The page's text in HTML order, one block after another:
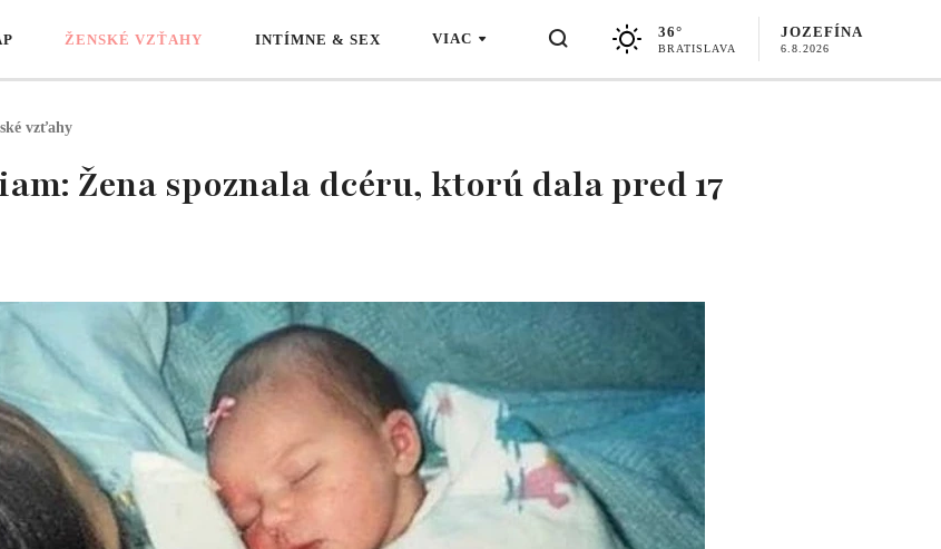
ŽENSKÉ VZŤAHY INTÍMNE & SEX VIAC 36°
BRATISLAVA
JOZEFÍNA
6.8.2026
vzťahy
Žena spoznala dcéru, ktorú dala pred 17